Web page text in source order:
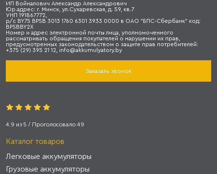
ИП Войналович Александр Александрович
Юр.адрес: г. Минск, ул.Сухаревская, д. 59, кв.7
УНП 191867772,
р/с BY75 BPSB 3013 1760 6301 3933 0000 в ОАО "БПС-Сбербанк" код:
BPSBBY2X
Номер и адрес электронной почты лица, уполномоченного
рассматривать обращения покупателей о нарушении их прав,
предусмотренных законодательством о защите прав потребителей:
+375 (29) 395 21 12, info@akkumulyatory.by
Заказать звонок
4.9 из 5 / Проголосовало 49
Каталог товаров
Легковые аккумуляторы
Грузовые аккумуляторы